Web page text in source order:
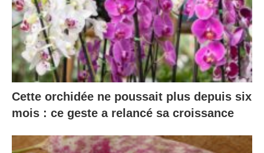
Cette orchidée ne poussait plus depuis six
mois : ce geste a relancé sa croissance